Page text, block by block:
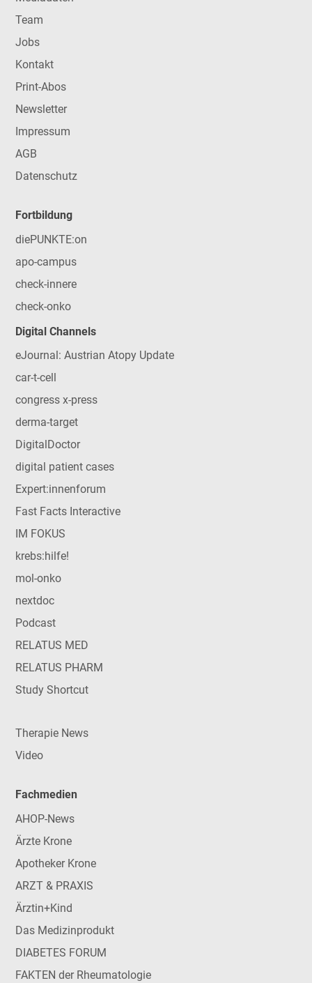
Team
Jobs
Kontakt
Print-Abos
Newsletter
Impressum
AGB
Datenschutz
Fortbildung
diePUNKTE:on
apo-campus
check-innere
check-onko
Digital Channels
eJournal: Austrian Atopy Update
car-t-cell
congress x-press
derma-target
DigitalDoctor
digital patient cases
Expert:innenforum
Fast Facts Interactive
IM FOKUS
krebs:hilfe!
mol-onko
nextdoc
Podcast
RELATUS MED
RELATUS PHARM
Study Shortcut
Therapie News
Video
Fachmedien
AHOP-News
Ärzte Krone
Apotheker Krone
ARZT & PRAXIS
Ärztin+Kind
Das Medizinprodukt
DIABETES FORUM
FAKTEN der Rheumatologie